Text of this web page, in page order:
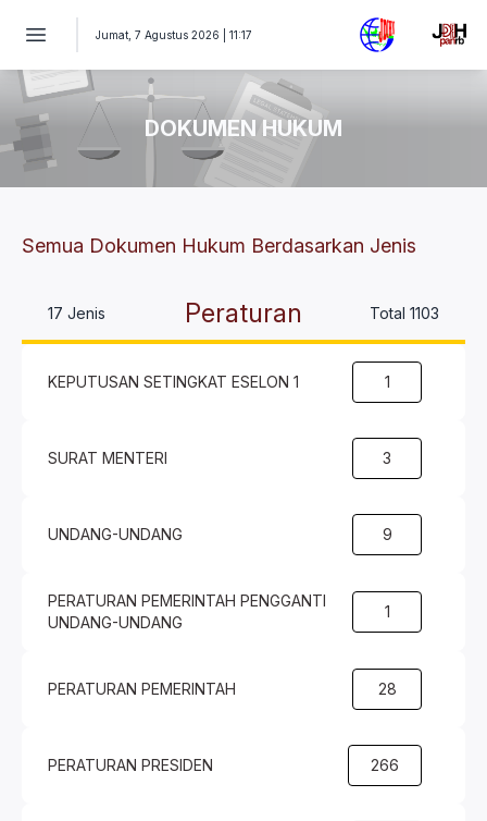
Dokumen Hukum JDIH Kementerian PANRB
Jumat, 7 Agustus 2026 | 11:17
DOKUMEN HUKUM
Semua Dokumen Hukum Berdasarkan Jenis
17 Jenis Peraturan Total 1103
KEPUTUSAN SETINGKAT ESELON 1 1
SURAT MENTERI 3
UNDANG-UNDANG 9
PERATURAN PEMERINTAH PENGGANTI
UNDANG-UNDANG
1
PERATURAN PEMERINTAH 28
PERATURAN PRESIDEN 266